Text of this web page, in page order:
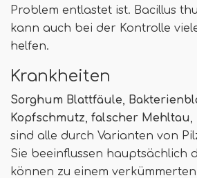
Problem entlastet ist. Bacillus
kann auch bei der Kontrolle
helfen.
Krankheiten
Sorghum Blattfäule,
Kopfschmutz, falscher Mehltau,
sind alle durch Varianten von
Sie beeinflussen hauptsächlich
können zu einem